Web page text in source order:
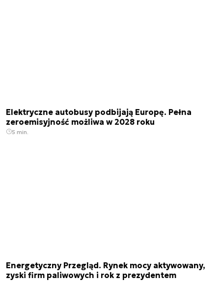
Elektryczne autobusy podbijają Europę. Pełna
zeroemisyjność możliwa w 2028 roku
5 min.
Energetyczny Przegląd. Rynek mocy aktywowany,
zyski firm paliwowych i rok z prezydentem